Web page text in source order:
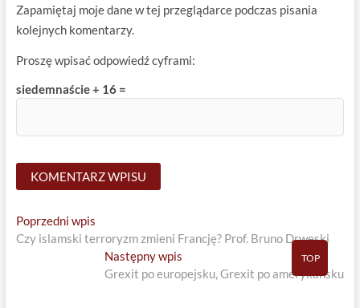
Zapamiętaj moje dane w tej przeglądarce podczas pisania
kolejnych komentarzy.
Proszę wpisać odpowiedź cyframi:
siedemnaście + 16 =
Nawigacja
wpisu
Poprzedni wpisPrevious
post:
Czy islamski terroryzm zmieni Francję? Prof. Bruno Drweski
Następny wpis
post:
Grexit po europejsku, Grexit po amerykańsku
TOP